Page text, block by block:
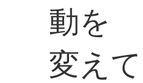
動を
変え